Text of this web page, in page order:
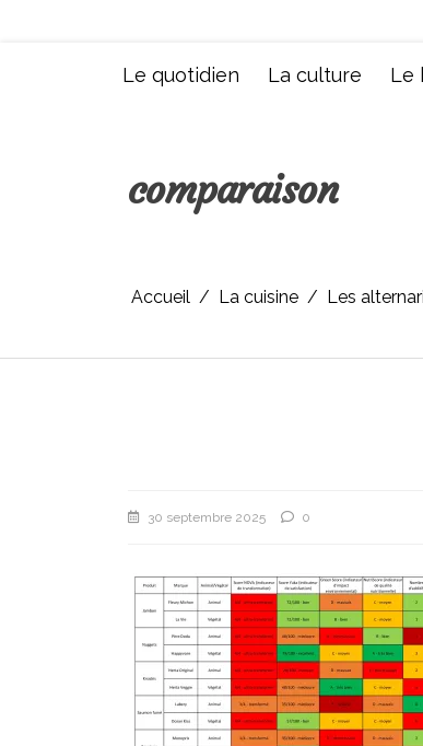
Le quotidien La culture Le
comparaison
Accueil La cuisine Les
30 septembre 2025 0